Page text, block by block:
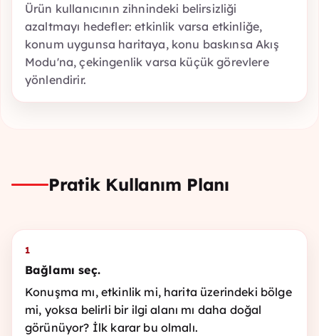
Ürün kullanıcının zihnindeki belirsizliği
azaltmayı hedefler: etkinlik varsa etkinliğe,
konum uygunsa haritaya, konu baskınsa Akış
Modu'na, çekingenlik varsa küçük görevlere
yönlendirir.
Pratik Kullanım Planı
1
Bağlamı seç.
Konuşma mı, etkinlik mi, harita üzerindeki bölge
mi, yoksa belirli bir ilgi alanı mı daha doğal
görünüyor? İlk karar bu olmalı.